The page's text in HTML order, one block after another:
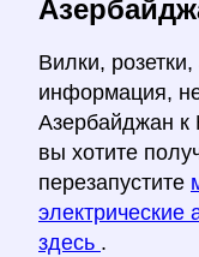
Вилки,
информация,
Азербайджан к
вы хотите
перезапустите
здесь .